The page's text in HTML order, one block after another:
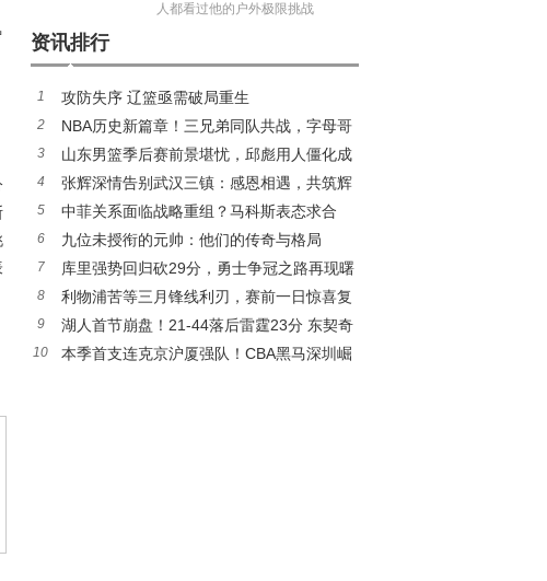
人都看过他的户外极限挑战
资讯排行
1 攻防失序 辽篮亟需破局重生
2
NBA历史新篇章！三兄弟同队共战，字母哥
续约风波再起
3
山东男篮季后赛前景堪忧，邱彪用人僵化成
最大障碍
4
张辉深情告别武汉三镇：感恩相遇，共筑辉
煌旅程
5
中菲关系面临战略重组？马科斯表态求合
作，中方划出明确红线
6 九位未授衔的元帅：他们的传奇与格局
7
库里强势回归砍29分，勇士争冠之路再现曙
光
8
利物浦苦等三月锋线利刃，赛前一日惊喜复
出引爆球市
9
湖人首节崩盘！21-44落后雷霆23分 东契奇
詹姆斯集体低迷
10
本季首支连克京沪厦强队！CBA黑马深圳崛